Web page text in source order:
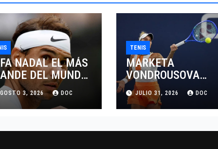
NADAL EL MÁS
DEL MUNDO
TENIS
3, 2026 DOC
TENIS
MARKETA
VONDROUSOVA
SANCIONADA POR
CUATRO AÑOS
JULIO 31, 2026 DOC